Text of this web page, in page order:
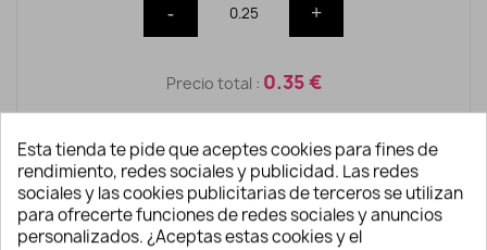
- +
Precio total : 0.35 €
AÑADIR A LA CESTA
Esta tienda te pide que aceptes cookies para fines de
rendimiento, redes sociales y publicidad. Las redes
sociales y las cookies publicitarias de terceros se utilizan
para ofrecerte funciones de redes sociales y anuncios
personalizados. ¿Aceptas estas cookies y el